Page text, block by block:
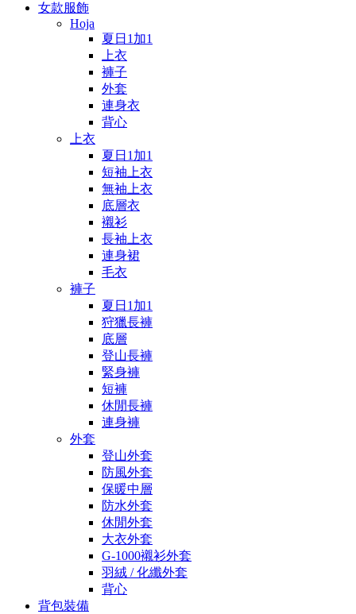
女款服飾
Hoja
夏日1加1
上衣
褲子
外套
連身衣
背心
上衣
夏日1加1
短袖上衣
無袖上衣
底層衣
襯衫
長袖上衣
連身裙
毛衣
褲子
夏日1加1
狩獵長褲
底層
登山長褲
緊身褲
短褲
休閒長褲
連身褲
外套
登山外套
防風外套
保暖中層
防水外套
休閒外套
大衣外套
G-1000襯衫外套
羽絨 / 化纖外套
背心
背包裝備